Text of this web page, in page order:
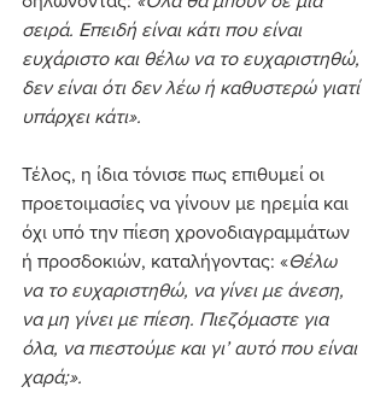
σειρά. Επειδή είναι κάτι που είναι
ευχάριστο και θέλω να το ευχαριστηθώ,
δεν είναι ότι δεν λέω ή καθυστερώ γιατί
υπάρχει κάτι».
Τέλος, η ίδια τόνισε πως επιθυμεί οι
προετοιμασίες να γίνουν με ηρεμία και
όχι υπό την πίεση χρονοδιαγραμμάτων
ή προσδοκιών, καταλήγοντας: «Θέλω
να το ευχαριστηθώ, να γίνει με άνεση,
να μη γίνει με πίεση. Πιεζόμαστε για
όλα, να πιεστούμε και γι’ αυτό που είναι
χαρά;».